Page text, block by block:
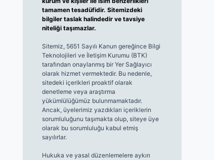
tamamen tesadüfidir. Sitemizdeki
bilgiler taslak halindedir ve tavsiye
niteliği taşımazlar.
Sitemiz, 5651 Sayılı Kanun gereğince Bilgi
Teknolojileri ve İletişim Kurumu (BTK)
tarafından onaylanmış bir Yer Sağlayıcı
olarak hizmet vermektedir. Bu nedenle,
sitedeki içerikleri proaktif olarak
denetleme veya araştırma
yükümlülüğümüz bulunmamaktadır.
Ancak, üyelerimiz yazdıkları içeriklerin
sorumluluğunu taşımakta olup, siteye üye
olarak bu sorumluluğu kabul etmiş
sayılırlar.
Hukuka ve yasal düzenlemelere aykırı